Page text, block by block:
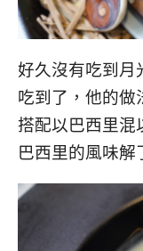
好久沒有吃到月
吃到了，他的做
搭配以巴西里混
巴西里的風味解